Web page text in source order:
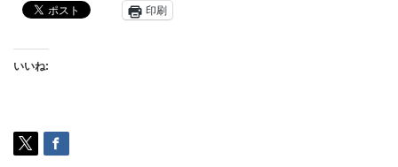
印刷
いいね: